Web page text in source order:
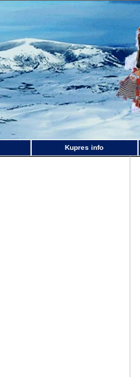
Kupres info